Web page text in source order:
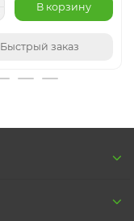
В корзину
Быстрый заказ